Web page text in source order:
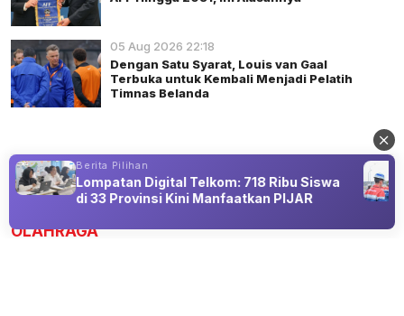
05 Aug 2026 22:18
Dengan Satu Syarat, Louis van Gaal
Terbuka untuk Kembali Menjadi Pelatih
Timnas Belanda
Advertisement
OLAHRAGA
Berita Pilihan
Lompatan Digital Telkom: 718 Ribu Siswa
di 33 Provinsi Kini Manfaatkan PIJAR